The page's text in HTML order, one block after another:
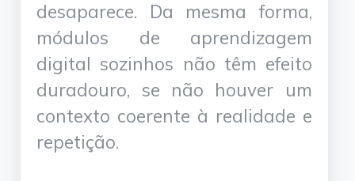
desaparece. Da mesma forma,
módulos de aprendizagem
digital sozinhos não têm efeito
duradouro, se não houver um
contexto coerente à realidade e
repetição.